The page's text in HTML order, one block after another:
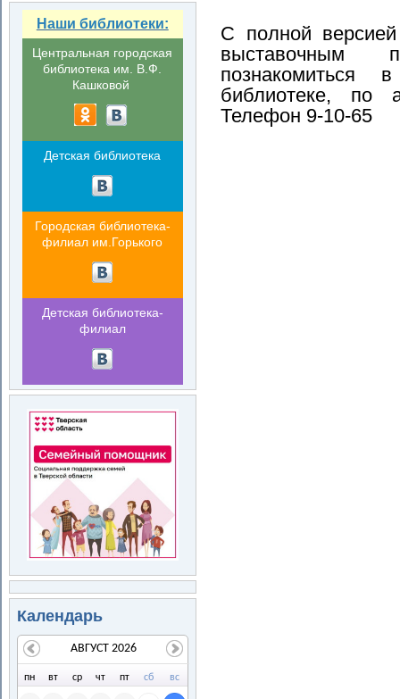
Наши библиотеки:
Центральная городская
библиотека им. В.Ф.
Кашковой
Детская библиотека
Городская библиотека-
филиал им.Горького
Детская библиотека-
филиал
Календарь
пн вт ср чт пт сб вс
АВГУСТ 2026
С полной
выставочным
познакомиться
библиотеке, по
Телефон 9-10-65